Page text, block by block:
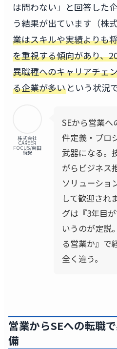
は問わない」と回答した
う結果が出ています（株
業はスキルや実績よりも
を重視する傾向があり、
異職種へのキャリアチェ
る企業が多いという状況で
株式会社
CAREER
FOCUS/東田
尚起
SEから営業
件定義・プロ
武器になる。
がらビジネス
ソリューショ
して歓迎され
グは『3年目
いうのが定説
る営業か』で
全く違う。
営業からSEへの転職
備